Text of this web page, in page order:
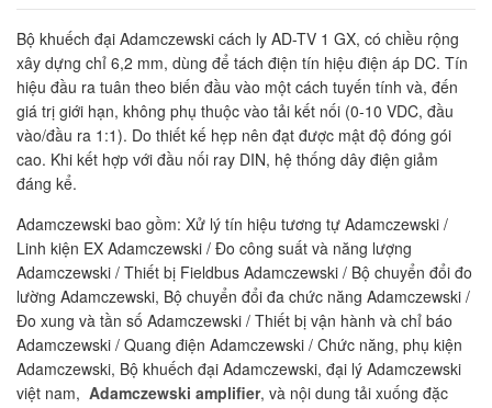
Bộ khuếch đại Adamczewski cách ly AD-TV 1 GX, có chiều rộng
xây dựng chỉ 6,2 mm, dùng để tách điện tín hiệu điện áp DC. Tín
hiệu đầu ra tuân theo biến đầu vào một cách tuyến tính và, đến
giá trị giới hạn, không phụ thuộc vào tải kết nối (0-10 VDC, đầu
vào/đầu ra 1:1). Do thiết kế hẹp nên đạt được mật độ đóng gói
cao. Khi kết hợp với đầu nối ray DIN, hệ thống dây điện giảm
đáng kể.
Adamczewski bao gồm: Xử lý tín hiệu tương tự Adamczewski /
Linh kiện EX Adamczewski / Đo công suất và năng lượng
Adamczewski / Thiết bị Fieldbus Adamczewski / Bộ chuyển đổi đo
lường Adamczewski, Bộ chuyển đổi đa chức năng Adamczewski /
Đo xung và tần số Adamczewski / Thiết bị vận hành và chỉ báo
Adamczewski / Quang điện Adamczewski / Chức năng, phụ kiện
Adamczewski, Bộ khuếch đại Adamczewski, đại lý Adamczewski
việt nam, Adamczewski amplifier, và nội dung tải xuống đặc